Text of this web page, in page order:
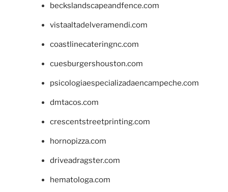
beckslandscapeandfence.com
vistaaltadelveramendi.com
coastlinecateringnc.com
cuesburgershouston.com
psicologiaespecializadaencampeche.com
dmtacos.com
crescentstreetprinting.com
hornopizza.com
driveadragster.com
hematologa.com